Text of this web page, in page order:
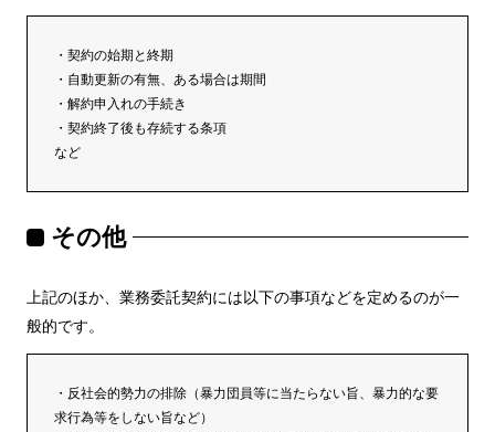
・契約の始期と終期
・自動更新の有無、ある場合は期間
・解約申入れの手続き
・契約終了後も存続する条項
など
その他
上記のほか、業務委託契約には以下の事項などを定めるのが一
般的です。
・反社会的勢力の排除（暴力団員等に当たらない旨、暴力的な要
求行為等をしない旨など）